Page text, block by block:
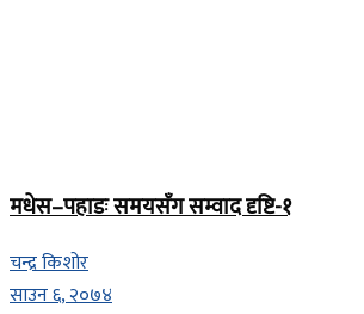
मधेस–पहाडः समयसँग सम्वाद दृष्टि-१
चन्द्र किशोर
साउन ६, २०७४